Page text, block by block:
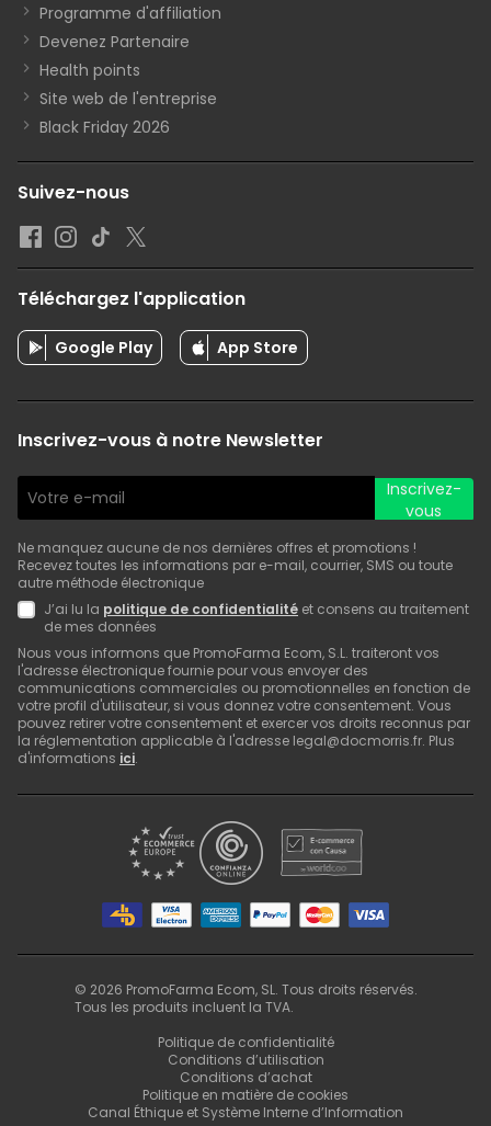
Programme d'affiliation
Devenez Partenaire
Health points
Site web de l'entreprise
Black Friday 2026
Suivez-nous
Téléchargez l'application
Google Play App Store
Inscrivez-vous à notre Newsletter
Inscrivez-
vous
Ne manquez aucune de nos dernières offres et promotions !
Recevez toutes les informations par e-mail, courrier, SMS ou toute
autre méthode électronique
J’ai lu la politique de confidentialité et consens au traitement
de mes données
Nous vous informons que PromoFarma Ecom, S.L. traiteront vos
l'adresse électronique fournie pour vous envoyer des
communications commerciales ou promotionnelles en fonction de
votre profil d'utilisateur, si vous donnez votre consentement. Vous
pouvez retirer votre consentement et exercer vos droits reconnus par
la réglementation applicable à l'adresse legal@docmorris.fr. Plus
d'informations ici.
© 2026 PromoFarma Ecom, SL. Tous droits réservés.
Tous les produits incluent la TVA.
Politique de confidentialité
Conditions d’utilisation
Conditions d’achat
Politique en matière de cookies
Canal Éthique et Système Interne d’Information